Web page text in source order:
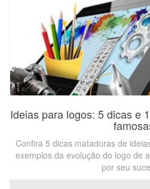
Ideias para logos: 5 dicas e
Confira 5 dicas matadoras de
exemplos da evolução do logo de
por seu